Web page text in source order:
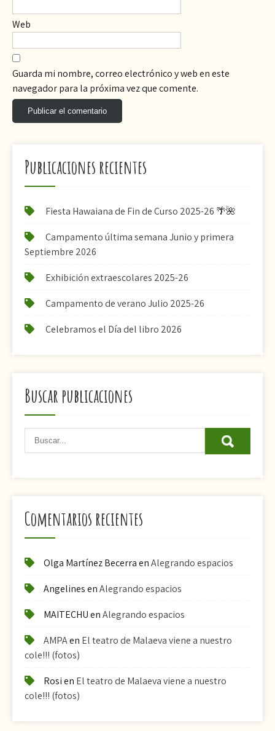
Web
Guarda mi nombre, correo electrónico y web en este
navegador para la próxima vez que comente.
Publicaciones recientes
Fiesta Hawaiana de Fin de Curso 2025-26 🌴🌺
Campamento última semana Junio y primera
Septiembre 2026
Exhibición extraescolares 2025-26
Campamento de verano Julio 2025-26
Celebramos el Día del libro 2026
Buscar publicaciones
Comentarios recientes
Olga Martínez BecerraenAlegrando espacios
AngelinesenAlegrando espacios
MAITECHUenAlegrando espacios
AMPAen El teatro de Malaeva viene a nuestro
cole!!! (fotos)
Rosien El teatro de Malaeva viene a nuestro
cole!!! (fotos)